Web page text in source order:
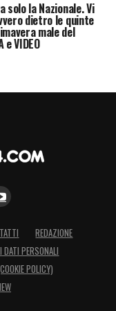
che da
ha preferito
da bambino,
per
di piani a
solo la Nazionale. Vi
dietro le quinte
male del
VIDEO
REDAZIONE
DATI PERSONALI
POLICY)